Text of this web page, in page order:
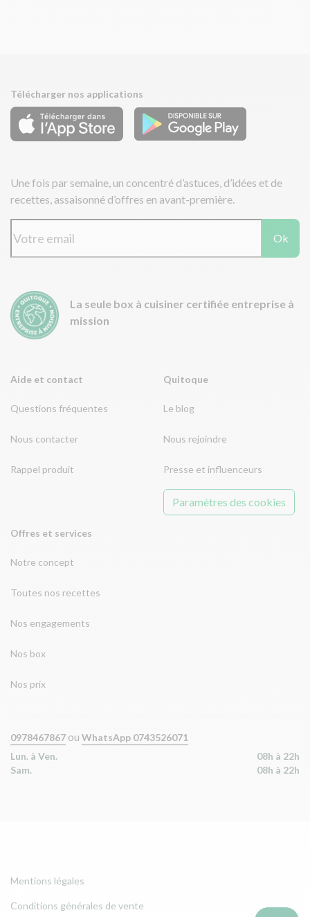
Aide et contact
Questions fréquentes
Nous contacter
Rappel produit
Offres et services
Notre concept
Toutes nos recettes
Nos engagements
Nos box
Nos prix
Quitoque
Le blog
Nous rejoindre
Presse et influenceurs
Paramètres des cookies
Télécharger nos applications
Une fois par semaine, un concentré d’astuces, d’idées et de
recettes, assaisonné d’offres en avant-première.
Ok
La seule box à cuisiner certifiée entreprise à
mission
0978467867 ou WhatsApp 0743526071
Lun. à Ven.
08h à 22h
Sam.
08h à 22h
Mentions légales
Conditions générales de vente